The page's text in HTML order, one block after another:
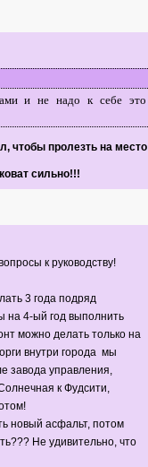
и не надо к себе это
чтобы пролезть на место
сильно!!!
к руководству!
3 года подряд
на 4-ый год выполнить
можно делать только на
внутри города мы
завода управления,
к Фудсити,
новый асфальт, потом
Не удивительно, что